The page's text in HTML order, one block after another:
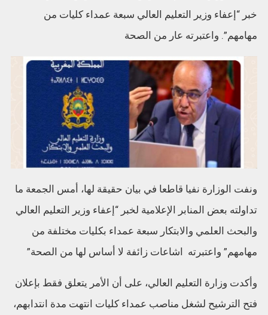
خبر “إعفاء وزير التعليم العالي سبعة عمداء كليات من
مهامهم”. واعتبرته عار من الصحة
ونفت الوزارة نفيا قاطعا في بيان حقيقة لها، أمس الجمعة ما
تداولته بعض المنابر الإعلامية لخبر “إعفاء وزير التعليم العالي
والبحث العلمي والابتكار سبعة عمداء بكليات مختلفة من
مهامهم” واعتبرته اشاعات زائفة لا أساس لها من الصحة”
وأكدت وزارة التعليم العالي، على أن الأمر يتعلق فقط بإعلان
فتح الترشيح لشغل مناصب عمداء كليات انتهت مدة انتدابهم،